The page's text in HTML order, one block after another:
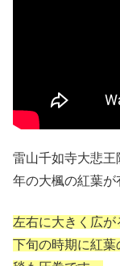
雷山千如寺大悲王
年の大楓の紅葉が
左右に大きく広
下旬の時期に紅